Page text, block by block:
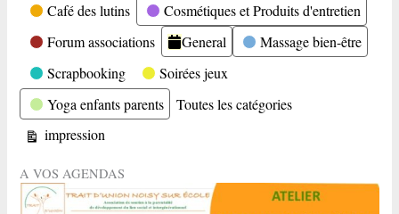
Café des lutins
Cosmétiques et Produits d'entretien
Forum associations
General
Massage bien-être
Scrapbooking
Soirées jeux
Yoga enfants parents
Toutes les catégories
Vue
impression
A VOS AGENDAS